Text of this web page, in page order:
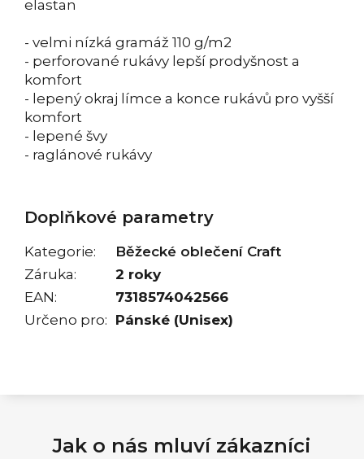
elastan
- velmi nízká gramáž 110 g/m2
- perforované rukávy lepší prodyšnost a
komfort
- lepený okraj límce a konce rukávů pro vyšší
komfort
- lepené švy
- raglánové rukávy
Doplňkové parametry
Kategorie:
Běžecké oblečení Craft
Záruka:
2 roky
EAN:
7318574042566
Určeno pro: Pánské (Unisex)
Jak o nás mluví zákazníci